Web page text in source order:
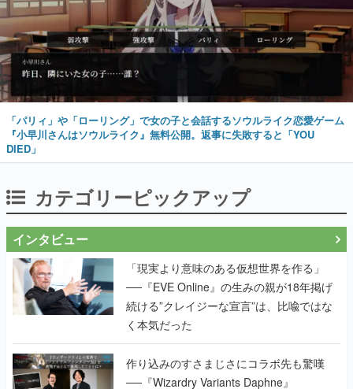
「パリィ」や「ローリング」で女の子と会話するソウルライク恋愛ゲーム
『小早川さんはソウルライク』無料公開。返事に失敗すると「YOU
DIED」
カテゴリーピックアップ
インタビュー
「現実より意味のある仮想世界を作る」
──『EVE Online』の生みの親が18年掲げ
続ける”クレイジーな宣言”は、比喩ではな
く本気だった
作り込みのすさまじさにコラボ先も驚嘆
──『Wizardry Variants Daphne』